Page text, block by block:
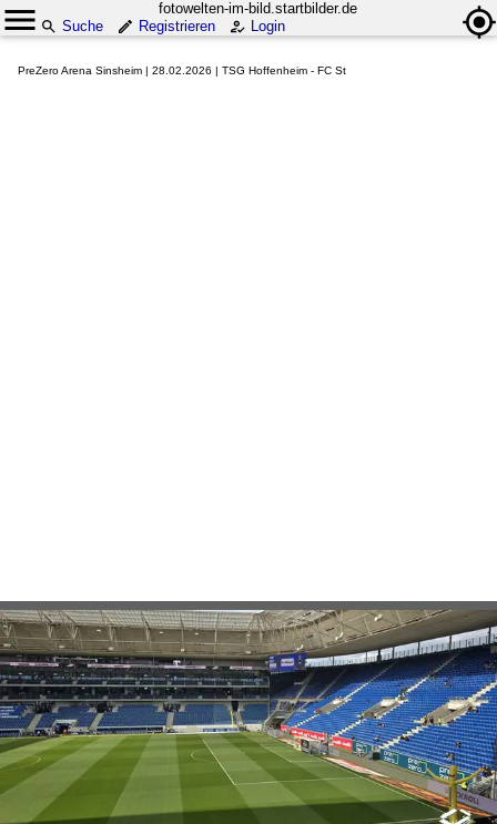
fotowelten-im-bild.startbilder.de
Suche
Registrieren Login
PreZero Arena Sinsheim | 28.02.2026 | TSG Hoffenheim - FC St